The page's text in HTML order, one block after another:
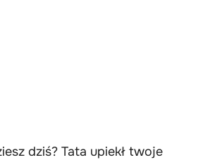
dziś? Tata upiekł twoje